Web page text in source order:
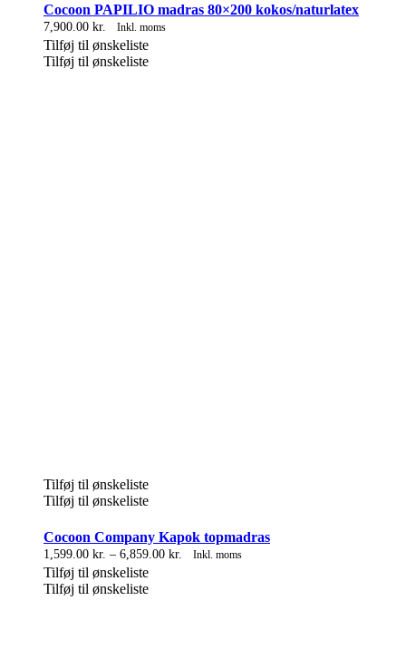
Cocoon PAPILIO madras 80×200 kokos/naturlatex
7,900.00 kr. Inkl. moms
Tilføj til ønskeliste
Tilføj til ønskeliste
Tilføj til ønskeliste
Tilføj til ønskeliste
Cocoon Company Kapok topmadras
1,599.00 kr. – 6,859.00 kr.
Prisinterval:
Inkl. moms
Tilføj til ønskeliste
Tilføj til ønskeliste